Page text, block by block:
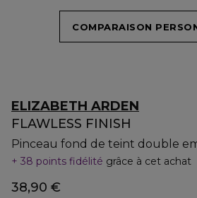
COMPARAISON
ELIZABETH ARDEN
FLAWLESS FINISH
Pinceau fond de teint double
38 points fidélité grâce à cet achat
38,90 €